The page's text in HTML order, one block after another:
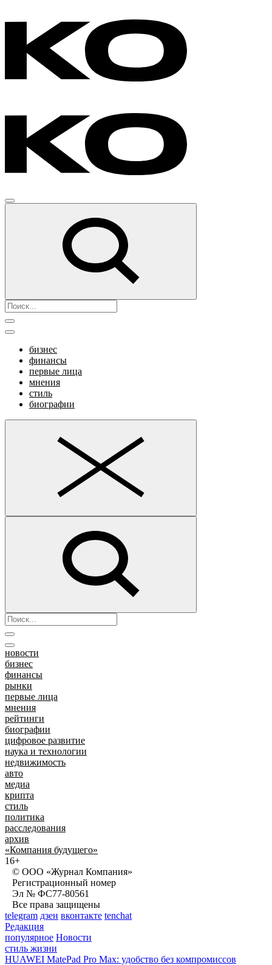
бизнес
финансы
первые лица
мнения
стиль
биографии
новости
бизнес
финансы
рынки
первые лица
мнения
рейтинги
биографии
цифровое развитие
наука и технологии
недвижимость
авто
медиа
крипта
стиль
политика
расследования
архив
«Компания будущего»
16+
© ООО «Журнал Компания»
Регистрационный номер
Эл № ФС77-80561
Все права защищены
telegram дзен вконтакте tenchat
Редакция
популярное Новости
стиль жизни
HUAWEI MatePad Pro Max: удобство без компромиссов